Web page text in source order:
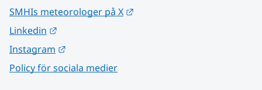
SMHIs meteorologer på X
Linkedin
Instagram
Policy för sociala medier